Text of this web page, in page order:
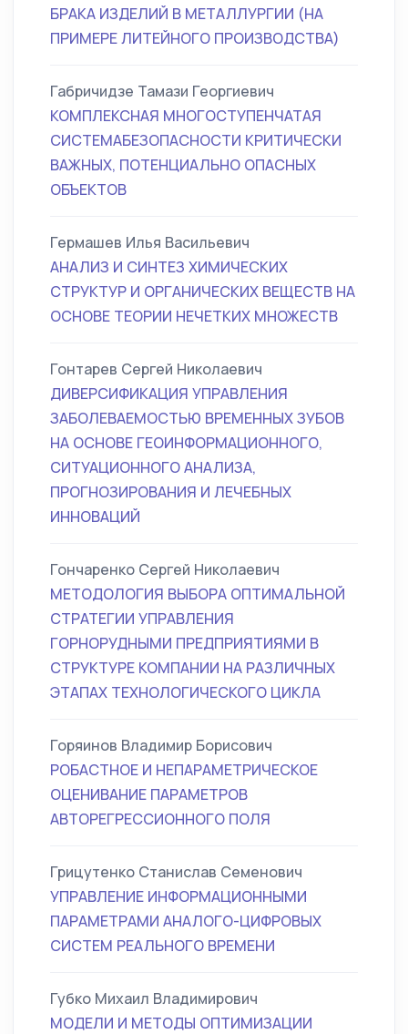
БРАКА ИЗДЕЛИЙ В МЕТАЛЛУРГИИ (НА
ПРИМЕРЕ ЛИТЕЙНОГО ПРОИЗВОДСТВА)
Габричидзе Тамази Георгиевич
КОМПЛЕКСНАЯ МНОГОСТУПЕНЧАТАЯ
СИСТЕМАБЕЗОПАСНОСТИ КРИТИЧЕСКИ
ВАЖНЫХ, ПОТЕНЦИАЛЬНО ОПАСНЫХ
ОБЪЕКТОВ
Гермашев Илья Васильевич
АНАЛИЗ И СИНТЕЗ ХИМИЧЕСКИХ
СТРУКТУР И ОРГАНИЧЕСКИХ ВЕЩЕСТВ НА
ОСНОВЕ ТЕОРИИ НЕЧЕТКИХ МНОЖЕСТВ
Гонтарев Сергей Николаевич
ДИВЕРСИФИКАЦИЯ УПРАВЛЕНИЯ
ЗАБОЛЕВАЕМОСТЬЮ ВРЕМЕННЫХ ЗУБОВ
НА ОСНОВЕ ГЕОИНФОРМАЦИОННОГО,
СИТУАЦИОННОГО АНАЛИЗА,
ПРОГНОЗИРОВАНИЯ И ЛЕЧЕБНЫХ
ИННОВАЦИЙ
Гончаренко Сергей Николаевич
МЕТОДОЛОГИЯ ВЫБОРА ОПТИМАЛЬНОЙ
СТРАТЕГИИ УПРАВЛЕНИЯ
ГОРНОРУДНЫМИ ПРЕДПРИЯТИЯМИ В
СТРУКТУРЕ КОМПАНИИ НА РАЗЛИЧНЫХ
ЭТАПАХ ТЕХНОЛОГИЧЕСКОГО ЦИКЛА
Горяинов Владимир Борисович
РОБАСТНОЕ И НЕПАРАМЕТРИЧЕСКОЕ
ОЦЕНИВАНИЕ ПАРАМЕТРОВ
АВТОРЕГРЕССИОННОГО ПОЛЯ
Грицутенко Станислав Семенович
УПРАВЛЕНИЕ ИНФОРМАЦИОННЫМИ
ПАРАМЕТРАМИ АНАЛОГО-ЦИФРОВЫХ
СИСТЕМ РЕАЛЬНОГО ВРЕМЕНИ
Губко Михаил Владимирович
МОДЕЛИ И МЕТОДЫ ОПТИМИЗАЦИИ